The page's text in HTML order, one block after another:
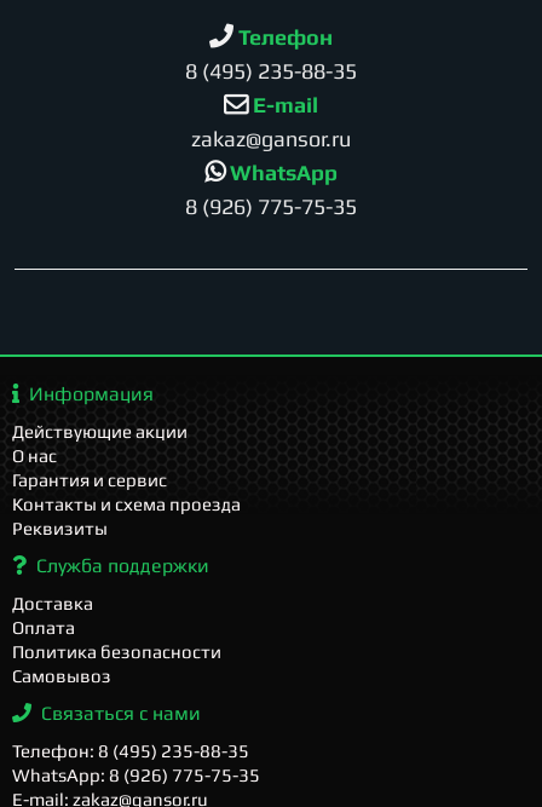
Телефон
8 (495) 235-88-35
E-mail
zakaz@gansor.ru
WhatsApp
8 (926) 775-75-35
Информация
Действующие акции
О нас
Гарантия и сервис
Контакты и схема проезда
Реквизиты
Служба поддержки
Доставка
Оплата
Политика безопасности
Самовывоз
Связаться с нами
Телефон: 8 (495) 235-88-35
WhatsApp: 8 (926) 775-75-35
E-mail: zakaz@gansor.ru